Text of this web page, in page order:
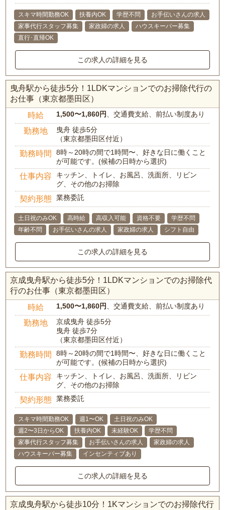
スキマ時間勤務OK 扶養内OK 学歴不問
お手伝いさんの求人
家事代行スタッフ募集
家政婦の求人
ハウスキーパー募集
直行･直帰OK
この求人の詳細を見る
曳舟駅から徒歩5分！1LDKマンションでのお掃除代行の
お仕事（東京都墨田区）
時給 1,500〜1,860円、交通費支給、前払い制度あり
勤務地
曳舟 徒歩5分
（東京都墨田区付近）
勤務時間
8時～20時の間で1時間〜、好きな日に働くこと
が可能です。(候補の日時から選択)
仕事内容
キッチン、トイレ、お風呂、洗面所、リビン
グ、その他のお掃除
契約形態 業務委託
土日祝のみOK 高時給 高収入可能 資格不要
学歴不問
年齢不問
お手伝いさんの求人 家政婦の求人 シフト自由
この求人の詳細を見る
京成曳舟駅から徒歩5分！1LDKマンションでのお掃除代
行のお仕事（東京都墨田区）
時給 1,500〜1,860円、交通費支給、前払い制度あり
勤務地
京成曳舟 徒歩5分
曳舟 徒歩7分
（東京都墨田区付近）
勤務時間
8時～20時の間で1時間〜、好きな日に働くこと
が可能です。(候補の日時から選択)
仕事内容
キッチン、トイレ、お風呂、洗面所、リビン
グ、その他のお掃除
契約形態 業務委託
スキマ時間勤務OK 週1〜OK
土日祝のみOK
週2〜3日からOK
扶養内OK 未経験OK
学歴不問
家事代行スタッフ募集
お手伝いさんの求人
家政婦の求人
ハウスキーパー募集
インセンティブあり
この求人の詳細を見る
京成曳舟駅から徒歩10分！1Kマンションでのお掃除代行